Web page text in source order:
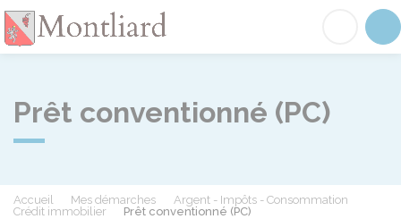
Prêt conventionné (PC)
Accueil Mes démarches
Argent - Impôts - Consommation
Crédit immobilier
Prêt conventionné (PC)